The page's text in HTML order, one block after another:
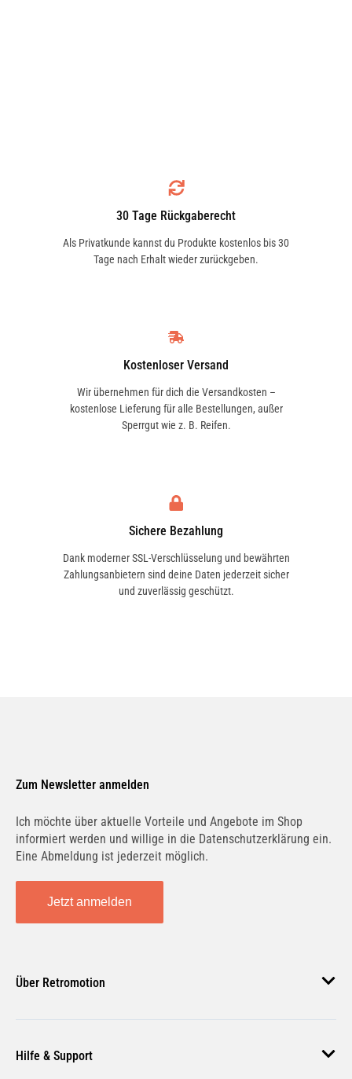
30 Tage Rückgaberecht
Als Privatkunde kannst du Produkte kostenlos bis 30
Tage nach Erhalt wieder zurückgeben.
Kostenloser Versand
Wir übernehmen für dich die Versandkosten –
kostenlose Lieferung für alle Bestellungen, außer
Sperrgut wie z. B. Reifen.
Sichere Bezahlung
Dank moderner SSL-Verschlüsselung und bewährten
Zahlungsanbietern sind deine Daten jederzeit sicher
und zuverlässig geschützt.
Zum Newsletter anmelden
Ich möchte über aktuelle Vorteile und Angebote im Shop
informiert werden und willige in die Datenschutzerklärung ein.
Eine Abmeldung ist jederzeit möglich.
Jetzt anmelden
Über Retromotion
Unsere Jobs
Hilfe & Support